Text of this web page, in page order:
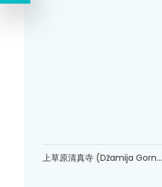
上草原清真寺 (Džamija Gorn...